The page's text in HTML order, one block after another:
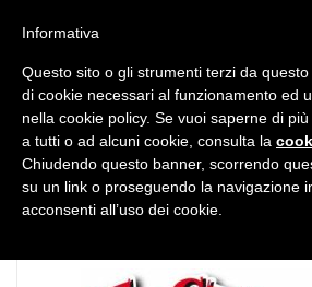
TAG: Festival Show
Informativa
Questo sito o gli strumenti terzi da
di cookie necessari al funzionamento ed
nella cookie policy. Se vuoi saperne di
a tutti o ad alcuni cookie, consulta la
Chiudendo questo banner, scorrendo
su un link o proseguendo la navigazione
acconsenti all’uso dei cookie.